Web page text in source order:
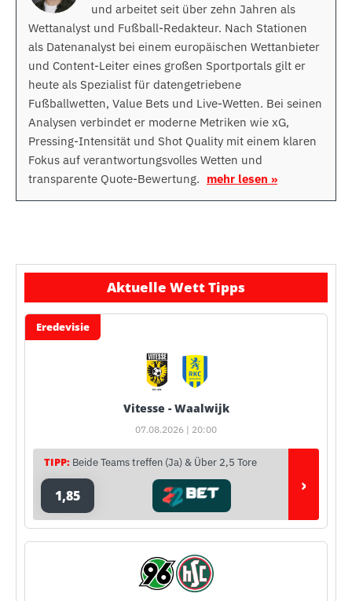
und arbeitet seit über zehn Jahren als
Wettanalyst und Fußball-Redakteur. Nach Stationen
als Datenanalyst bei einem europäischen Wettanbieter
und Content-Leiter eines großen Sportportals gilt er
heute als Spezialist für datengetriebene
Fußballwetten, Value Bets und Live-Wetten. Bei seinen
Analysen verbindet er moderne Metriken wie xG,
Pressing-Intensität und Shot Quality mit einem klaren
Fokus auf verantwortungsvolles Wetten und
transparente Quote-Bewertung. mehr lesen »
Aktuelle Wett Tipps
Eredevisie
Vitesse - Waalwijk
07.08.2026 | 20:00
TIPP: Beide Teams treffen (Ja) & Über 2,5 Tore
1,85 ›